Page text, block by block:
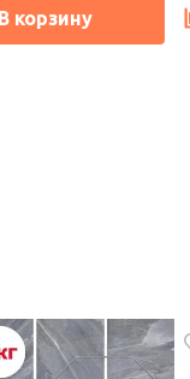
В корзину